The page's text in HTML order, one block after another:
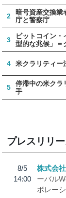
2
暗号資産交換
庁と警察庁
3
ビットコイン・
型的な兆候」＝
4 米クラリティー
5
停滞中の米クラ
手
プレスリリ
8/5
14:00
株式会
ーバル
ボレー